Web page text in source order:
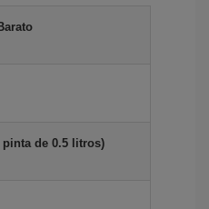
pinta de 0.5 litros)